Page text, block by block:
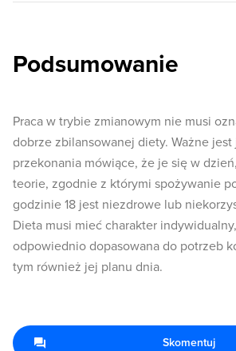
Podsumowanie
Praca w trybie zmianowym nie musi
dobrze zbilansowanej diety. Ważne
przekonania mówiące, że je się w
teorie, zgodnie z którymi spożywanie
godzinie 18 jest niezdrowe lub
Dieta musi mieć charakter
odpowiednio dopasowana do potrzeb
tym również jej planu dnia.
Skomentuj